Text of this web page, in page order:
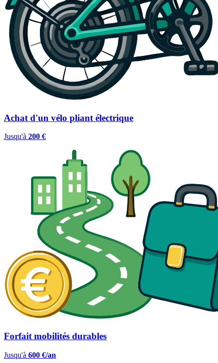
Achat d'un vélo pliant électrique
Jusqu'à 200 €
Forfait mobilités durables
Jusqu'à 600 €/an